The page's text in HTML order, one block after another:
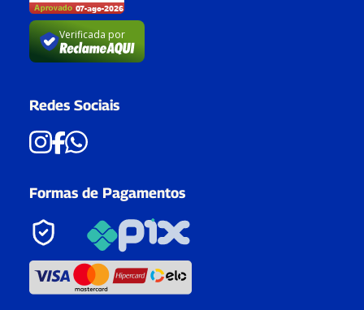
Verificada por
Redes Sociais
Formas de Pagamentos